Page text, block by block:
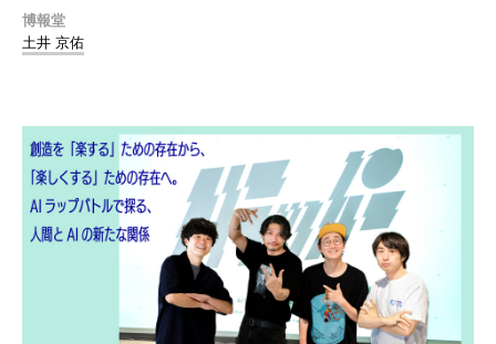
博報堂
土井 京佑